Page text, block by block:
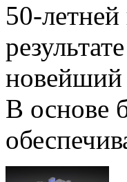
50-
новейший
В основе